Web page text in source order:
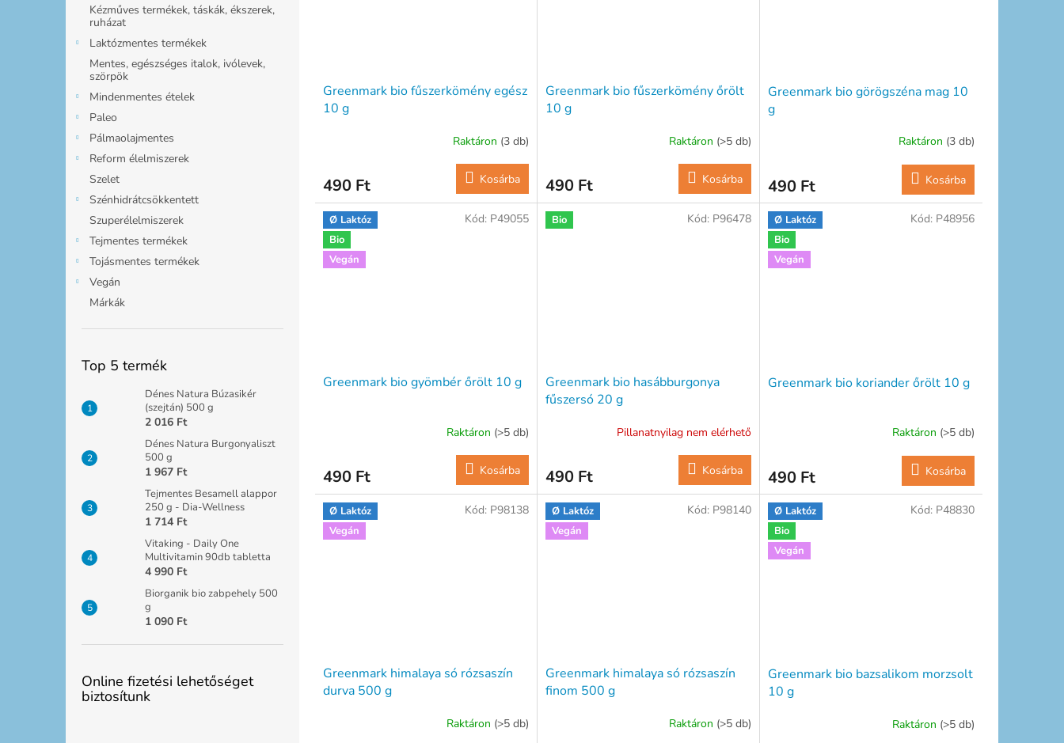
Kézműves termékek, táskák, ékszerek,
ruházat
Laktózmentes termékek
Mentes, egészséges italok, ivólevek,
szörpök
Mindenmentes ételek
Paleo
Pálmaolajmentes
Reform élelmiszerek
Szelet
Szénhidrátcsökkentett
Szuperélelmiszerek
Tejmentes termékek
Tojásmentes termékek
Vegán
Márkák
Top 5 termék
Dénes Natura Búzasikér
(szejtán) 500 g
2 016 Ft
Dénes Natura Burgonyaliszt
500 g
1 967 Ft
Tejmentes Besamell alappor
250 g - Dia-Wellness
1 714 Ft
Vitaking - Daily One
Multivitamin 90db tabletta
4 990 Ft
Biorganik bio zabpehely 500
g
1 090 Ft
Online fizetési lehetőséget
biztosítunk
Greenmark bio fűszerkömény egész
10 g
Raktáron (3 db)
490 Ft Kosárba
Greenmark bio fűszerkömény őrölt
10 g
Raktáron (>5 db)
490 Ft Kosárba
Greenmark bio görögszéna mag 10
g
Raktáron (3 db)
490 Ft Kosárba
Ø Laktóz
Bio
Vegán
Greenmark bio gyömbér őrölt 10 g
Raktáron (>5 db)
490 Ft Kosárba
Kód: P49055 Bio
Greenmark bio hasábburgonya
fűszersó 20 g
Pillanatnyilag nem elérhető
490 Ft Kosárba
Kód: P96478
Ø Laktóz
Bio
Vegán
Greenmark bio koriander őrölt 10 g
Raktáron (>5 db)
490 Ft Kosárba
Kód: P48956
Ø Laktóz
Vegán
Greenmark himalaya só rózsaszín
durva 500 g
Raktáron (>5 db)
Kód: P98138
Ø Laktóz
Vegán
Greenmark himalaya só rózsaszín
finom 500 g
Raktáron (>5 db)
Kód: P98140
Ø Laktóz
Bio
Vegán
Greenmark bio bazsalikom morzsolt
10 g
Raktáron (>5 db)
Kód: P48830